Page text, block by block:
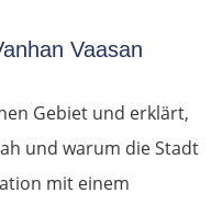
Vaasan
Gebiet und erklärt,
und warum die Stadt
mit einem